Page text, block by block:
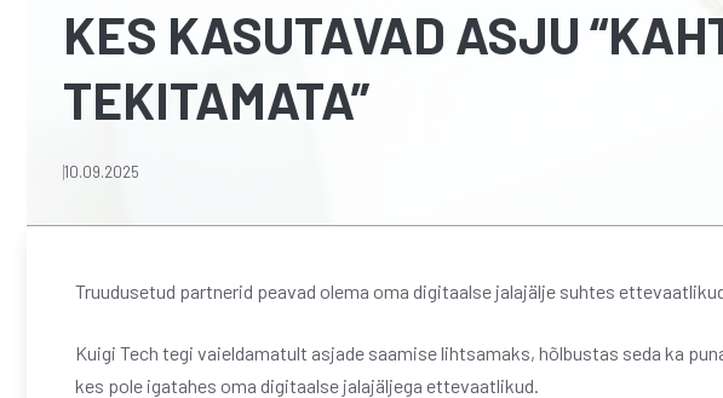
KES KASUTAVAD ASJU
TEKITAMATA”
10.09.2025
Truudusetud partnerid peavad olema oma digitaalse jalajälje suhtes
Kuigi Tech tegi vaieldamatult asjade saamise lihtsamaks, hõlbustas seda ka
kes pole igatahes oma digitaalse jalajäljega ettevaatlikud.